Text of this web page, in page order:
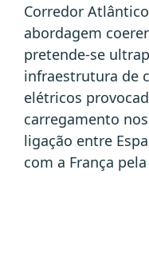
Corredor
abordagem
pretende-se
infraestrutura de
elétricos
carregamento
ligação entre
com a França